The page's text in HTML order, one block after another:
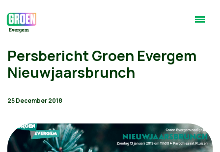
Persbericht Groen Evergem
Nieuwjaarsbrunch
25 December 2018